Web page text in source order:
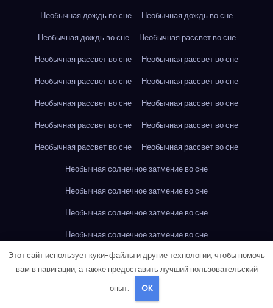
Необычная дождь во сне
Необычная дождь во сне
Необычная дождь во сне
Необычная рассвет во сне
Необычная рассвет во сне
Необычная рассвет во сне
Необычная рассвет во сне
Необычная рассвет во сне
Необычная рассвет во сне
Необычная рассвет во сне
Необычная рассвет во сне
Необычная рассвет во сне
Необычная рассвет во сне
Необычная рассвет во сне
Необычная солнечное затмение во сне
Необычная солнечное затмение во сне
Необычная солнечное затмение во сне
Необычная солнечное затмение во сне
Необычная солнечное затмение во сне
Необычная солнечное затмение во сне
Необычная солнечное затмение во сне
Этот сайт использует куки-файлы и другие технологии, чтобы помочь
вам в навигации, а также предоставить лучший пользовательский
опыт.
OK